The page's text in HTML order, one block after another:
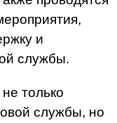
и
службы.
только
службы, но